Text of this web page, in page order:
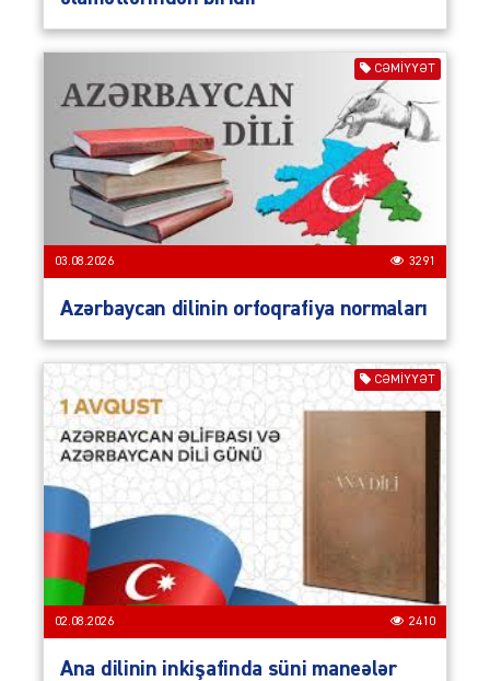
CƏMIYYƏT
03.08.2026 3291
Azərbaycan dilinin orfoqrafiya normaları
CƏMIYYƏT
02.08.2026 2410
Ana dilinin inkişafinda süni maneələr